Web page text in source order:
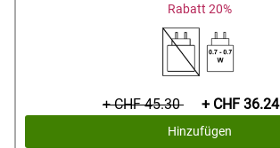
Rabatt 20%
Ursprünglicher
Preis
+ CHF 45.30 + CHF 36.24
Hinzufügen